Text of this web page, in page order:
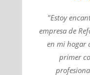
"Estoy
empresa de
en mi hogar
primer